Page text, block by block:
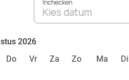
Inchecken
Kies datum
2026
Do Vr Za Zo
Ma
Di